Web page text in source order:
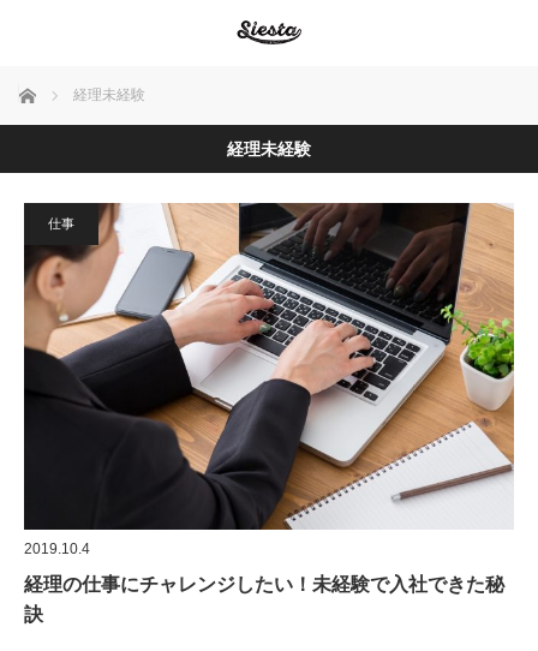
ホーム 経理未経験
経理未経験
仕事
2019.10.4
経理の仕事にチャレンジしたい！未経験で入社できた秘
訣